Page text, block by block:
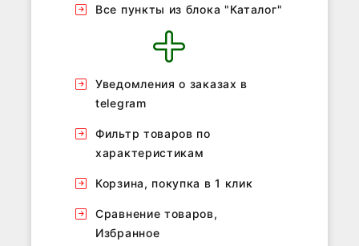
Все пункты из блока "Каталог"
Уведомления о заказах в
telegram
Фильтр товаров по
характеристикам
Корзина, покупка в 1 клик
Сравнение товаров,
Избранное